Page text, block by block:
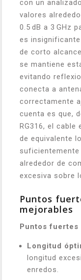
con un
valores
0.5 dB a 3 GHz
es
de corto
se mantiene
evitando
conecta a
correctamente
cuenta es que,
RG316, el cable
de equivalente
alrededor de
excesiva sobre
Puntos
mejorables
Puntos fuertes
Longitud
longitud
enredos.